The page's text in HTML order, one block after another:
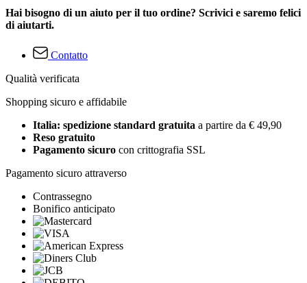
Hai bisogno di un aiuto per il tuo ordine? Scrivici e saremo felici
di aiutarti.
Contatto
Qualità verificata
Shopping sicuro e affidabile
Italia: spedizione standard gratuita a partire da € 49,90
Reso gratuito
Pagamento sicuro con crittografia SSL
Pagamento sicuro attraverso
Contrassegno
Bonifico anticipato